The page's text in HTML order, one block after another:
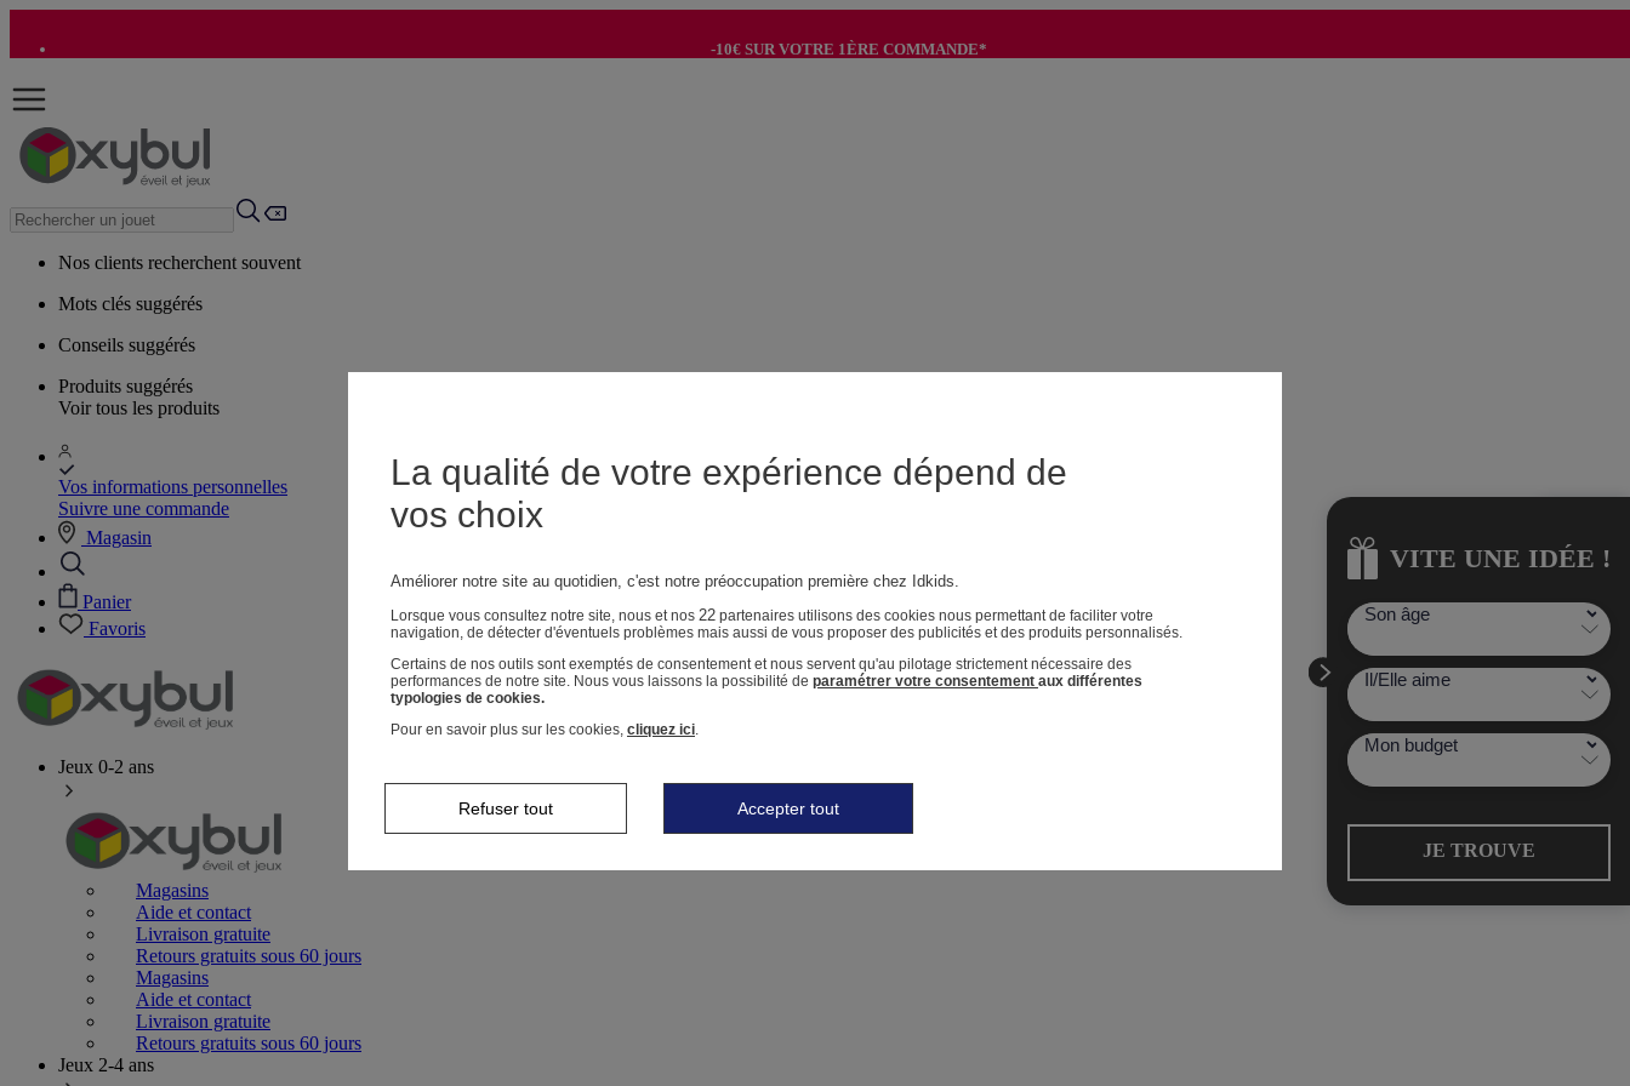
-10€ SUR VOTRE 1ÈRE COMMANDE*
Nos clients recherchent souvent
Mots clés suggérés
Conseils suggérés
Produits suggérés
Voir tous les produits
Vos informations personnelles
Suivre une commande
Magasin
Panier
Favoris
Jeux 0-2 ans
Magasins
Aide et contact
Livraison gratuite
Retours gratuits sous 60 jours
Magasins
Aide et contact
Livraison gratuite
Retours gratuits sous 60 jours
Jeux 2-4 ans
VITE UNE IDÉE !
VITE UNE IDÉE !
JE TROUVE
La qualité de votre expérience dépend de
vos choix
Améliorer notre site au quotidien, c'est notre préoccupation première chez Idkids.
Lorsque vous consultez notre site, nous et nos 22 partenaires utilisons des cookies nous permettant de faciliter votre
navigation, de détecter d'éventuels problèmes mais aussi de vous proposer des publicités et des produits personnalisés.
Certains de nos outils sont exemptés de consentement et nous servent qu'au pilotage strictement nécessaire des
performances de notre site. Nous vous laissons la possibilité de paramétrer votre consentement aux différentes
typologies de cookies.
Pour en savoir plus sur les cookies, cliquez ici.
Refuser tout Accepter tout